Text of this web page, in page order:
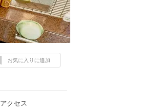
お気に入りに追加
アクセス